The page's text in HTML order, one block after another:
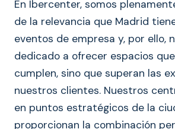
En Ibercenter, somos
de la relevancia que Madrid
eventos de empresa y, por ello,
dedicado a ofrecer espacios
cumplen, sino que superan las
nuestros clientes. Nuestros
en puntos estratégicos de la
proporcionan la combinación